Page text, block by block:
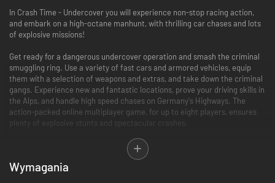
In Crash Time - Undercover you will experience non-stop racing action,
and embark on a high-octane manhunt, with thrilling car chases and lots
of explosive missions!
Get ready for a dangerous undercover operation and smash the criminal
smuggling ring. Use a variety of fast cars and armored vehicles, equip
them with a selection of weapons and extras, and take down the criminal
gangs. Experience new and fantastic locations, prove your driving skills in
the Alps, and handle high speed chases on Germany's Highways. The
action-packed online multiplayer game, for up to eight players, ensures
plenty of explosive stunts and spectacular crashes.
Wymagania